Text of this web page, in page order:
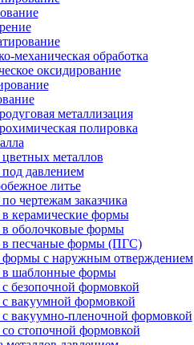
механическая обработка
оксидирование
металлизация
полировка
металлов
давлением
литье
чертежам заказчика
керамические формы
в оболочковые формы
в песчаные формы (ПГС)
формы с наружным отверждением
в шаблонные формы
безопочной формовкой
вакуумной формовкой
вакуумно-пленочной формовкой
стопочной формовкой